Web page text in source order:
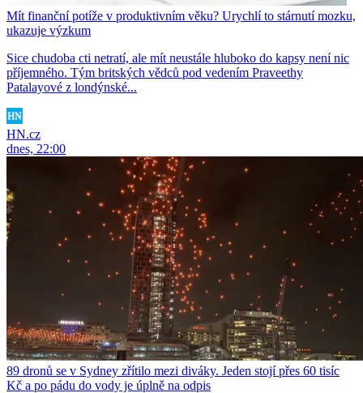
Mít finanční potíže v produktivním věku? Urychlí to stárnutí mozku,
ukazuje výzkum
Sice chudoba cti netratí, ale mít neustále hluboko do kapsy není nic
příjemného. Tým britských vědců pod vedením Praveethy
Patalayové z londýnské...
HN.cz
dnes, 22:00
89 dronů se v Sydney zřítilo mezi diváky. Jeden stojí přes 60 tisíc
Kč a po pádu do vody je úplně na odpis